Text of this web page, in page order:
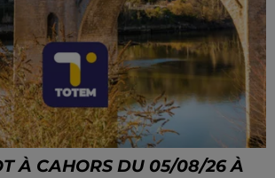
À CAHORS DU 05/08/26 À